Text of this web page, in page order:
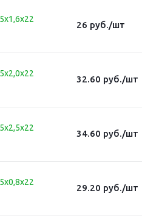
26 руб./шт
32.60 руб./шт
34.60 руб./шт
29.20 руб./шт